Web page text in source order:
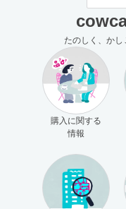
たのしく、か
購入に関する
情報